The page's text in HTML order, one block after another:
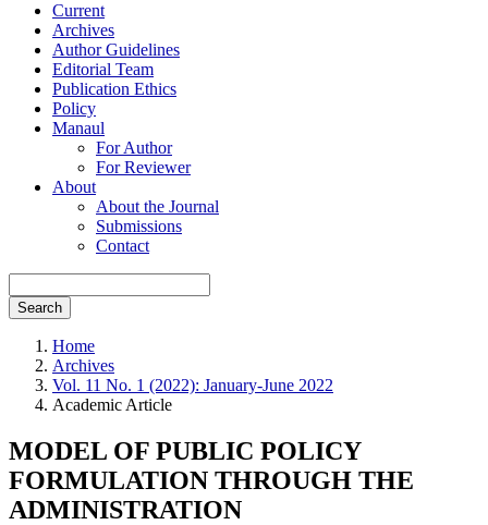
Current
Archives
Author Guidelines
Editorial Team
Publication Ethics
Policy
Manaul
For Author
For Reviewer
About
About the Journal
Submissions
Contact
Search
Home
Archives
Vol. 11 No. 1 (2022): January-June 2022
Academic Article
MODEL OF PUBLIC POLICY
FORMULATION THROUGH THE
ADMINISTRATION